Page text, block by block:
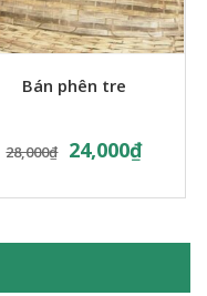
Bán phên tre
28,000₫ 24,000₫